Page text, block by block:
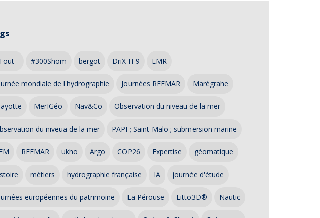
- #300Shom bergot DriX H-9 EMR
mondiale de l'hydrographie Journées REFMAR Marégrahe
MerIGéo Nav&Co Observation du niveau de la mer
du niveua de la mer PAPI ; Saint-Malo ; submersion marine
REFMAR ukho Argo COP26 Expertise géomatique
métiers hydrographie française IA journée d'étude
européennes du patrimoine La Pérouse Litto3D® Nautic